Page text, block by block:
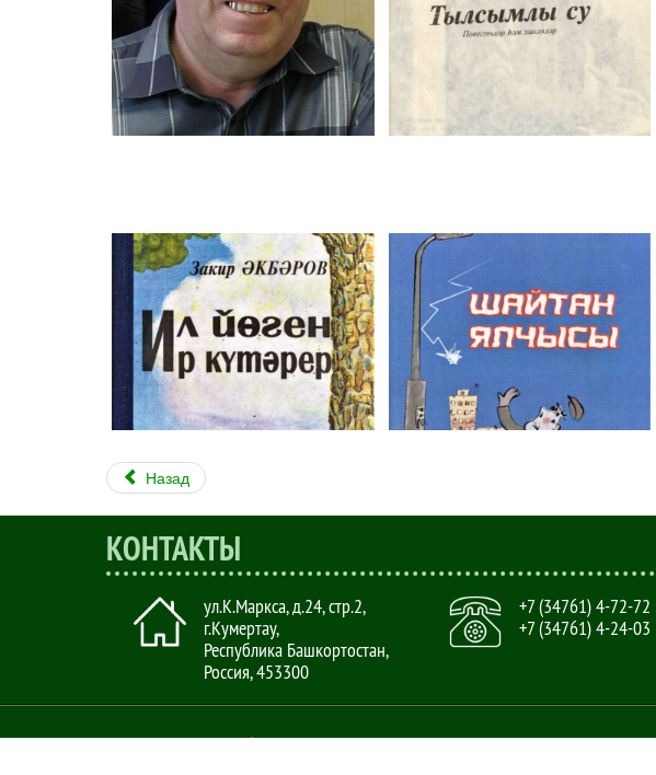
Назад
КОНТАКТЫ
ул.К.Маркса, д.24, стр.2,
г.Кумертау,
Республика Башкортостан,
Россия,453300
+7 (34761) 4-72-72
+7 (34761) 4-24-03
Copyright © 2015 - 2026